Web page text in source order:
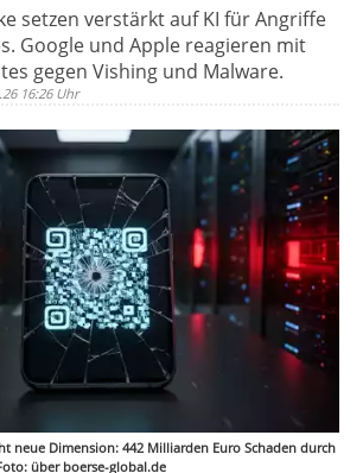
setzen verstärkt auf KI für Angriffe
Google und Apple reagieren mit
gegen Vishing und Malware.
16:26 Uhr
neue Dimension: 442 Milliarden Euro Schaden durch
über boerse-global.de